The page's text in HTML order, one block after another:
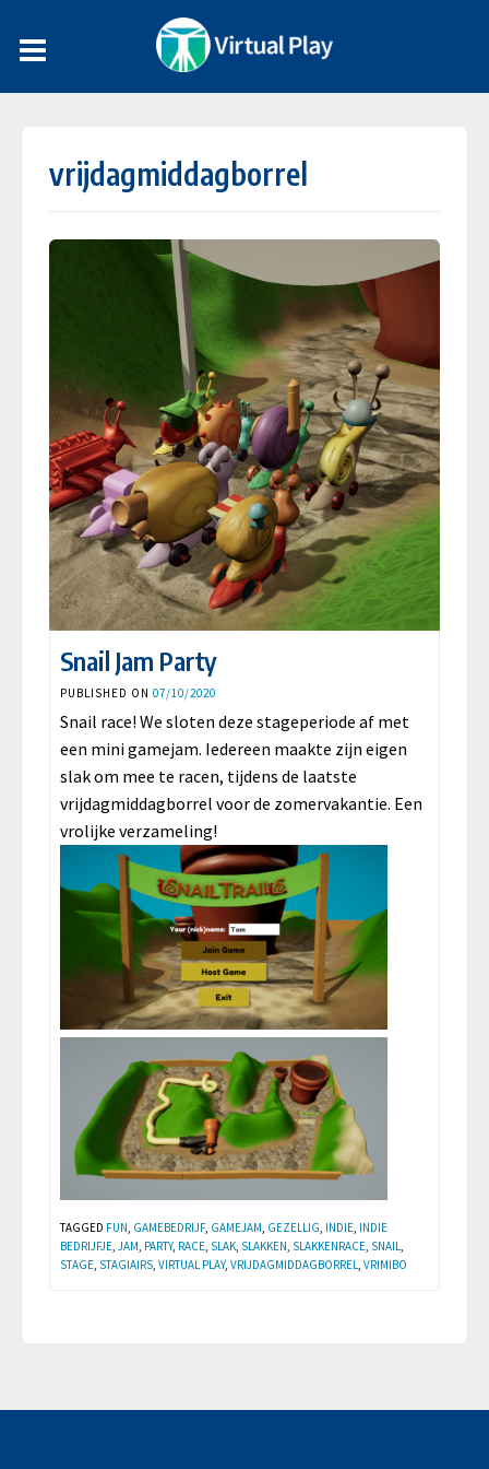
vrijdagmiddagborrel
Snail Jam Party
PUBLISHED ON 07/10/2020
Snail race! We sloten deze stageperiode af met
een mini gamejam. Iedereen maakte zijn eigen
slak om mee te racen, tijdens de laatste
vrijdagmiddagborrel voor de zomervakantie. Een
vrolijke verzameling!
TAGGED FUN, GAMEBEDRIJF, GAMEJAM, GEZELLIG, INDIE, INDIE
BEDRIJFJE, JAM, PARTY, RACE, SLAK, SLAKKEN, SLAKKENRACE, SNAIL,
STAGE, STAGIAIRS, VIRTUAL PLAY, VRIJDAGMIDDAGBORREL, VRIMIBO